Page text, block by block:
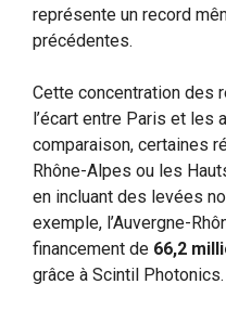
représente un record
précédentes.
Cette concentration des
l’écart entre Paris et les
comparaison, certaines
Rhône-Alpes ou les
en incluant des levées
exemple, l’Auvergne-
financement de 66,2
grâce à Scintil Photonics.